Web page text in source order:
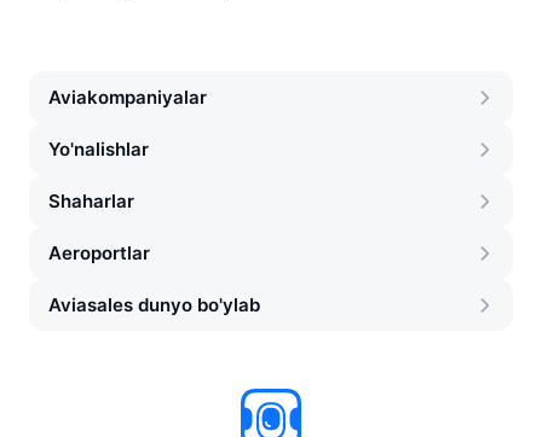
Aviakompaniyalar
Yo'nalishlar
Shaharlar
Aeroportlar
Aviasales dunyo bo'ylab